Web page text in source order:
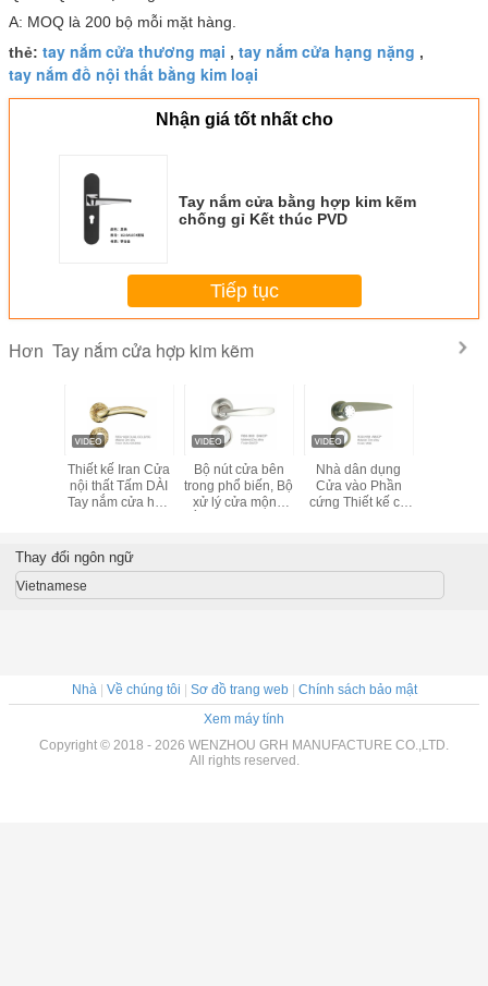
A: MOQ là 200 bộ mỗi mặt hàng.
thẻ: tay nắm cửa thương mại , tay nắm cửa hạng nặng ,
tay nắm đồ nội thất bằng kim loại
Nhận giá tốt nhất cho
Tay nắm cửa bằng hợp kim kẽm
chống gỉ Kết thúc PVD
Tiếp tục
Hơn Tay nắm cửa hợp kim kẽm
Thiết kế Iran Cửa
nội thất Tấm DÀI
Tay nắm cửa hợp
Bộ nút cửa bên
trong phổ biến, Bộ
xử lý cửa mộng
Nhà dân dụng
Cửa vào Phần
cứng Thiết kế cổ
Thay đổi ngôn ngữ
Vietnamese
Nhà| Về chúng tôi Sơ đồ trang web| Chính sách bảo mật
Xem máy tính
Copyright © 2018 - 2026 WENZHOU GRH MANUFACTURE CO.,LTD.
All rights reserved.